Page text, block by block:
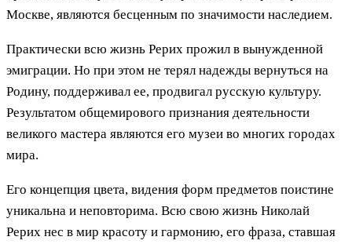
Москве, являются бесценным по значимости наследием.
Практически всю жизнь Рерих прожил в вынужденной
эмиграции. Но при этом не терял надежды вернуться на
Родину, поддерживал ее, продвигал русскую культуру.
Результатом общемирового признания деятельности
великого мастера являются его музеи во многих городах
мира.
Его концепция цвета, видения форм предметов поистине
уникальна и неповторима. Всю свою жизнь Николай
Рерих нес в мир красоту и гармонию, его фраза, ставшая